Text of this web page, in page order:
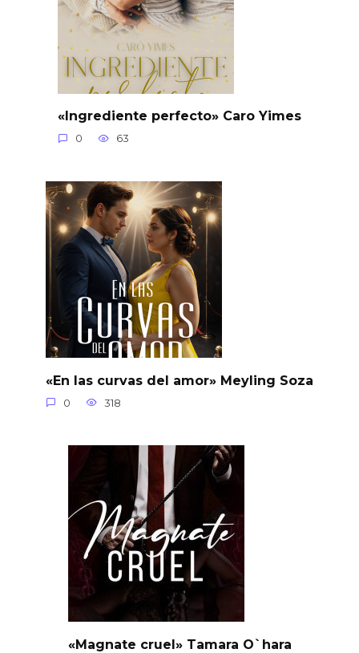
«Ingrediente perfecto» Caro Yimes
0 63
«En las curvas del amor» Meyling Soza
0 318
«Magnate cruel» Tamara O`hara